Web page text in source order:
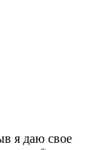
я даю свое